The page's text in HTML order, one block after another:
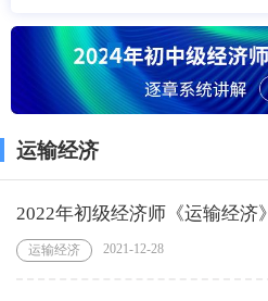
运输经济
2022年初级经济师《运输经济
运输经济 2021-12-28